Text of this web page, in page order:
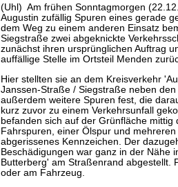
(Uhl) Am frühen Sonntagmorgen
Augustin zufällig Spuren eines gerade
dem Weg zu einem anderen Einsatz
Siegstraße zwei abgeknickte
zunächst ihren ursprünglichen Auftrag
auffällige Stelle im Ortsteil Menden
Hier stellten sie an dem Kreisverkehr
Janssen-Straße / Siegstraße neben
außerdem weitere Spuren fest, die
kurz zuvor zu einem Verkehrsunfall
befanden sich auf der Grünfläche mittig
Fahrspuren, einer Ölspur und
abgerissenes Kennzeichen. Der
Beschädigungen war ganz in der Nähe
Butterberg' am Straßenrand abgestellt.
oder am Fahrzeug.